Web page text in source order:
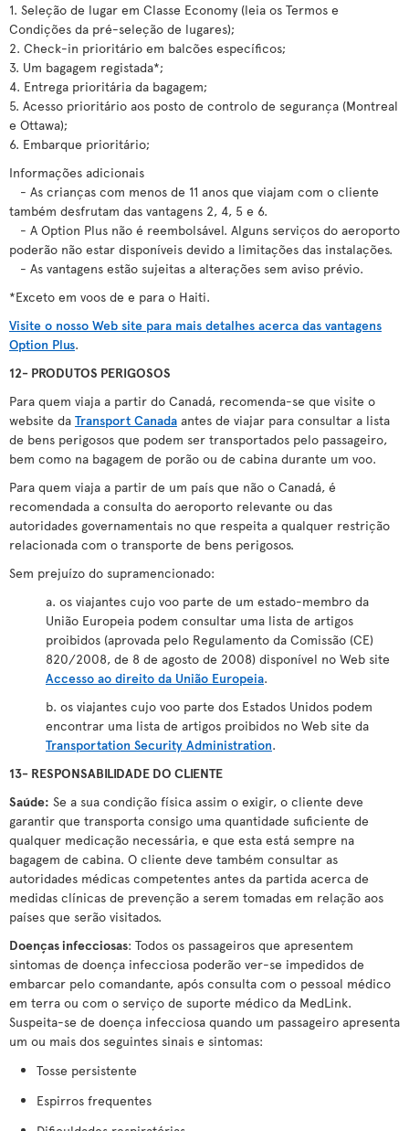
1. Seleção de lugar em Classe Economy (leia os Termos e
Condições da pré-seleção de lugares);
2. Check-in prioritário em balcões específicos;
3. Um bagagem registada*;
4. Entrega prioritária da bagagem;
5. Acesso prioritário aos posto de controlo de segurança (Montreal
e Ottawa);
6. Embarque prioritário;
Informações adicionais
- As crianças com menos de 11 anos que viajam com o cliente
também desfrutam das vantagens 2, 4, 5 e 6.
- A Option Plus não é reembolsável. Alguns serviços do aeroporto
poderão não estar disponíveis devido a limitações das instalações.
- As vantagens estão sujeitas a alterações sem aviso prévio.
*Exceto em voos de e para o Haiti.
Visite o nosso Web site para mais detalhes acerca das vantagens
Option Plus.
12- PRODUTOS PERIGOSOS
Para quem viaja a partir do Canadá, recomenda-se que visite o
website da Transport Canada antes de viajar para consultar a lista
de bens perigosos que podem ser transportados pelo passageiro,
bem como na bagagem de porão ou de cabina durante um voo.
Para quem viaja a partir de um país que não o Canadá, é
recomendada a consulta do aeroporto relevante ou das
autoridades governamentais no que respeita a qualquer restrição
relacionada com o transporte de bens perigosos.
Sem prejuízo do supramencionado:
a. os viajantes cujo voo parte de um estado-membro da
União Europeia podem consultar uma lista de artigos
proibidos (aprovada pelo Regulamento da Comissão (CE)
820/2008, de 8 de agosto de 2008) disponível no Web site
Accesso ao direito da União Europeia.
b. os viajantes cujo voo parte dos Estados Unidos podem
encontrar uma lista de artigos proibidos no Web site da
Transportation Security Administration.
13- RESPONSABILIDADE DO CLIENTE
Saúde: Se a sua condição física assim o exigir, o cliente deve
garantir que transporta consigo uma quantidade suficiente de
qualquer medicação necessária, e que esta está sempre na
bagagem de cabina. O cliente deve também consultar as
autoridades médicas competentes antes da partida acerca de
medidas clínicas de prevenção a serem tomadas em relação aos
países que serão visitados.
Doenças infecciosas: Todos os passageiros que apresentem
sintomas de doença infecciosa poderão ver-se impedidos de
embarcar pelo comandante, após consulta com o pessoal médico
em terra ou com o serviço de suporte médico da MedLink.
Suspeita-se de doença infecciosa quando um passageiro apresenta
um ou mais dos seguintes sinais e sintomas:
Tosse persistente
Espirros frequentes